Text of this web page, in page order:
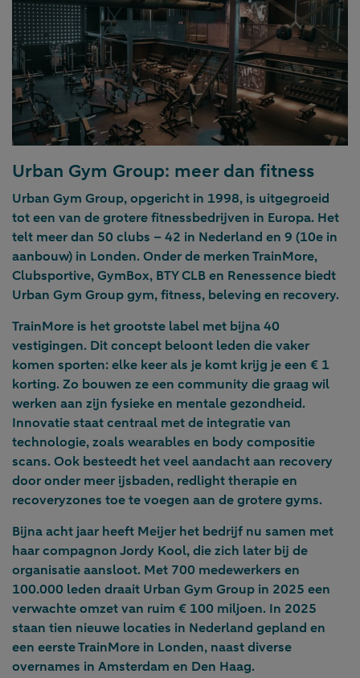
Urban Gym Group: meer dan fitness
Urban Gym Group, opgericht in 1998, is uitgegroeid
tot een van de grotere fitnessbedrijven in Europa. Het
telt meer dan 50 clubs – 42 in Nederland en 9 (10e in
aanbouw) in Londen. Onder de merken TrainMore,
Clubsportive, GymBox, BTY CLB en Renessence biedt
Urban Gym Group gym, fitness, beleving en recovery.
TrainMore is het grootste label met bijna 40
vestigingen. Dit concept beloont leden die vaker
komen sporten: elke keer als je komt krijg je een € 1
korting. Zo bouwen ze een community die graag wil
werken aan zijn fysieke en mentale gezondheid.
Innovatie staat centraal met de integratie van
technologie, zoals wearables en body compositie
scans. Ook besteedt het veel aandacht aan recovery
door onder meer ijsbaden, redlight therapie en
recoveryzones toe te voegen aan de grotere gyms.
Bijna acht jaar heeft Meijer het bedrijf nu samen met
haar compagnon Jordy Kool, die zich later bij de
organisatie aansloot. Met 700 medewerkers en
100.000 leden draait Urban Gym Group in 2025 een
verwachte omzet van ruim € 100 miljoen. In 2025
staan tien nieuwe locaties in Nederland gepland en
een eerste TrainMore in Londen, naast diverse
overnames in Amsterdam en Den Haag.